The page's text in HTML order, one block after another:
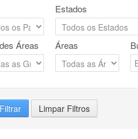
Estados
Áreas Áreas
Filtrar Limpar Filtros